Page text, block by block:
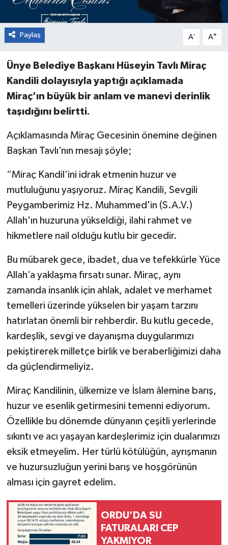
Paylaş A- A+
Ünye Belediye Başkanı Hüseyin Tavlı Miraç
Kandili dolayısıyla yaptığı açıklamada
Miraç’ın büyük bir anlam ve manevi derinlik
taşıdığını belirtti.
Açıklamasında Miraç Gecesinin önemine değinen
Başkan Tavlı’nın mesajı şöyle;
“Miraç Kandil’ini idrak etmenin huzur ve
mutluluğunu yaşıyoruz. Miraç Kandili, Sevgili
Peygamberimiz Hz. Muhammed'in (S.A.V.)
Allah'ın huzuruna yükseldiği, ilahi rahmet ve
hikmetlere nail olduğu kutlu bir gecedir.
Bu mübarek gece, ibadet, dua ve tefekkürle Yüce
Allah’a yaklaşma fırsatı sunar. Miraç, aynı
zamanda insanlık için ahlak, adalet ve merhamet
temelleri üzerinde yükselen bir yaşam tarzını
hatırlatan önemli bir rehberdir. Bu kutlu gecede,
kardeşlik, sevgi ve dayanışma duygularımızı
pekiştirerek milletçe birlik ve beraberliğimizi daha
da güçlendirmeliyiz.
Miraç Kandilinin, ülkemize ve İslam âlemine barış,
huzur ve esenlik getirmesini temenni ediyorum.
Özellikle bu dönemde dünyanın çeşitli yerlerinde
sıkıntı ve acı yaşayan kardeşlerimiz için dualarımızı
eksik etmeyelim. Her türlü kötülüğün, ayrışmanın
ve huzursuzluğun yerini barış ve hoşgörünün
alması için gayret edelim.
ORDU’DA SU
FATURALARI CEP
YAKMIYOR